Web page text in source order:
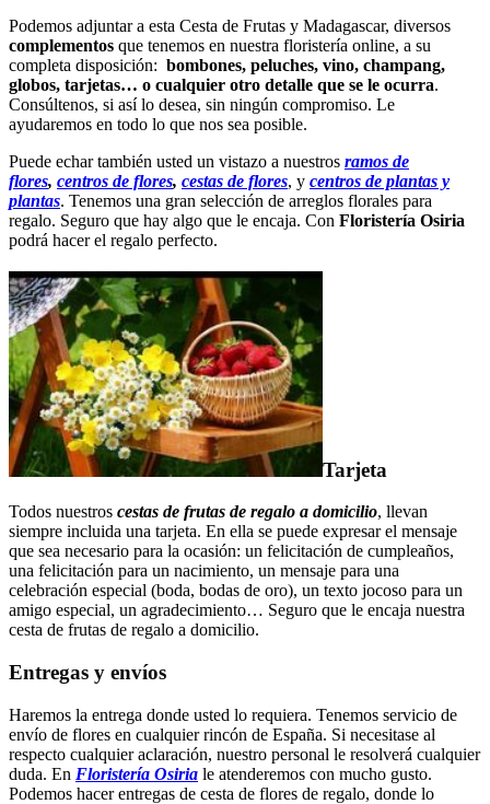
Podemos adjuntar a esta Cesta de Frutas y Madagascar, diversos
complementos que tenemos en nuestra floristería online, a su
completa disposición: bombones, peluches, vino, champang,
globos, tarjetas… o cualquier otro detalle que se le ocurra.
Consúltenos, si así lo desea, sin ningún compromiso. Le
ayudaremos en todo lo que nos sea posible.
Puede echar también usted un vistazo a nuestros ramos de
flores, centros de flores, cestas de flores, y centros de plantas y
plantas. Tenemos una gran selección de arreglos florales para
regalo. Seguro que hay algo que le encaja. Con Floristería Osiria
podrá hacer el regalo perfecto.
Tarjeta
Todos nuestros cestas de frutas de regalo a domicilio, llevan
siempre incluida una tarjeta. En ella se puede expresar el mensaje
que sea necesario para la ocasión: un felicitación de cumpleaños,
una felicitación para un nacimiento, un mensaje para una
celebración especial (boda, bodas de oro), un texto jocoso para un
amigo especial, un agradecimiento… Seguro que le encaja nuestra
cesta de frutas de regalo a domicilio.
Entregas y envíos
Haremos la entrega donde usted lo requiera. Tenemos servicio de
envío de flores en cualquier rincón de España. Si necesitase al
respecto cualquier aclaración, nuestro personal le resolverá cualquier
duda. En Floristería Osiria le atenderemos con mucho gusto.
Podemos hacer entregas de cesta de flores de regalo, donde lo